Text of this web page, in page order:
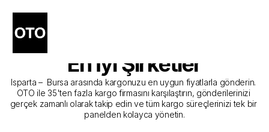
Isparta - Bursa Kargo
Gönderim Hizmeti Sunan
En İyi Şirketler
Isparta –  Bursa arasında kargonuzu en uygun fiyatlarla gönderin.
OTO ile 35'ten fazla kargo firmasını karşılaştırın, gönderilerinizi
gerçek zamanlı olarak takip edin ve tüm kargo süreçlerinizi tek bir
panelden kolayca yönetin.